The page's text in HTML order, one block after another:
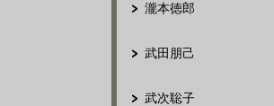
瀧本徳郎
武田朋己
武次聡子